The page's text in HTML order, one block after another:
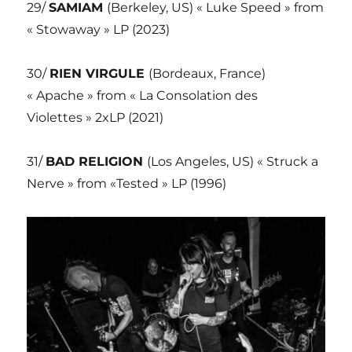
29/SAMIAM (Berkeley, US) « Luke Speed » from
« Stowaway » LP (2023)
30/ RIEN VIRGULE (Bordeaux, France)
« Apache » from « La Consolation des
Violettes » 2xLP (2021)
31/ BAD RELIGION (Los Angeles, US) « Struck a
Nerve » from «Tested » LP (1996)